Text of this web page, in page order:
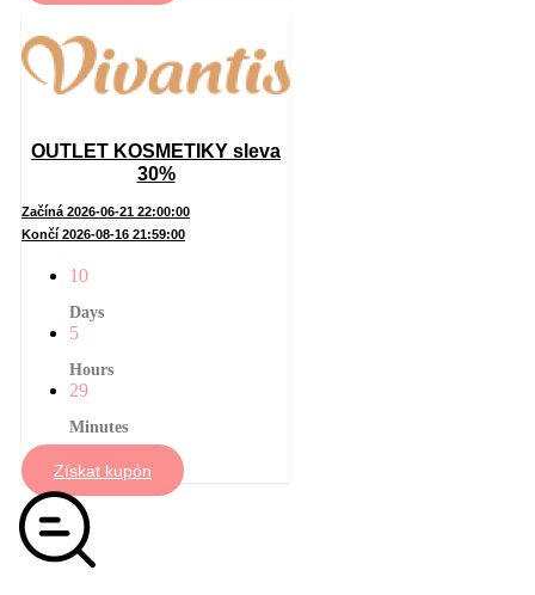
OUTLET KOSMETIKY sleva
30%
Začíná 2026-06-21 22:00:00
Končí 2026-08-16 21:59:00
10
Days
5
Hours
29
Minutes
Získat kupón